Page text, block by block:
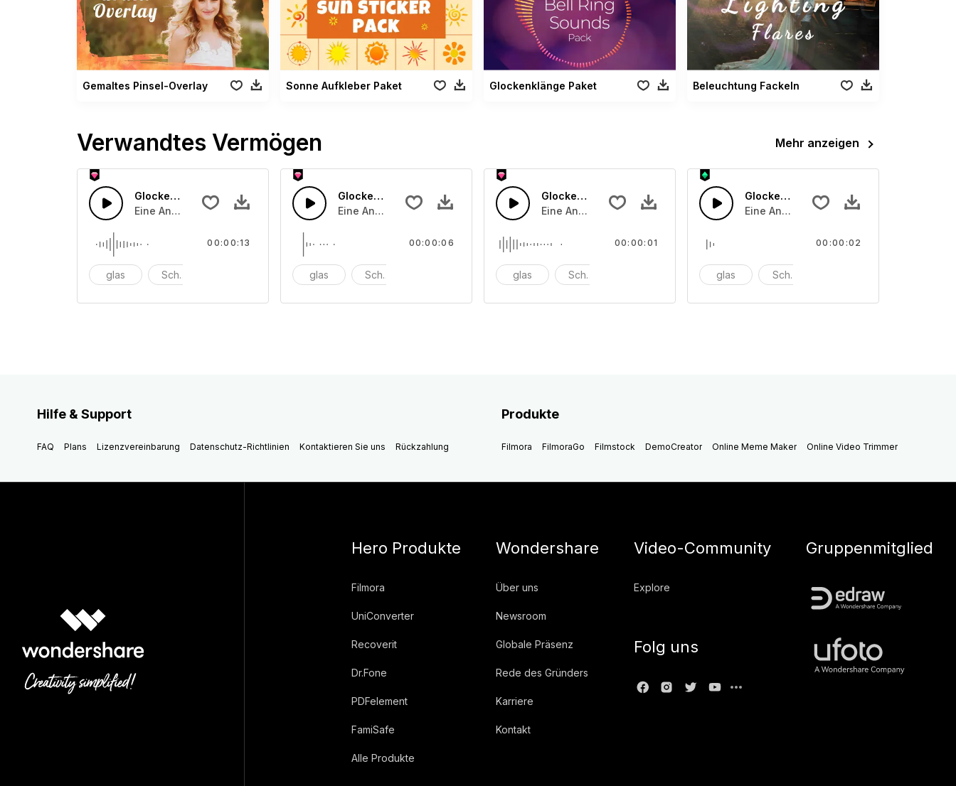
Gemaltes Pinsel-Overlay Sonne Aufkleber Paket Glockenklänge Paket Beleuchtung Fackeln
Verwandtes Vermögen Mehr anzeigen
Glocken läuten 23
Eine Ansammlung von unterschiedliche angeschlagenen oder angeriebenen Schalentönen
glas Schüssel
00:00:13
Glocken läuten 22
Eine Ansammlung von unterschiedliche angeschlagenen oder angeriebenen Schalentönen
glas Schüssel
00:00:06
Glocken läuten 21
Eine Ansammlung von unterschiedliche angeschlagenen oder angeriebenen
glas Schüssel
00:00:01
Glocken läuten 20
Eine Ansammlung von unterschiedliche
glas Schüssel
00:00:02
Hilfe & Support
FAQ Plans Lizenzvereinbarung Datenschutz-Richtlinien Kontaktieren Sie uns Rückzahlung
Produkte
Filmora FilmoraGo Filmstock DemoCreator Online Meme Maker Online Video Trimmer
Hero Produkte
Filmora
UniConverter
Recoverit
Dr.Fone
PDFelement
FamiSafe
Alle Produkte
Wondershare
Über uns
Newsroom
Globale Präsenz
Rede des Gründers
Karriere
Kontakt
Video-Community
Explore
Folg uns
Gruppenmitglied